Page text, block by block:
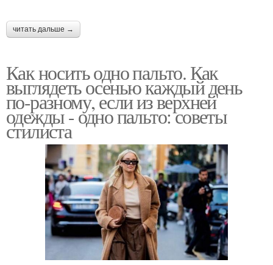
читать дальше →
Как носить одно пальто. Как
выглядеть осенью каждый день
по-разному, если из верхней
одежды - одно пальто: советы
стилиста